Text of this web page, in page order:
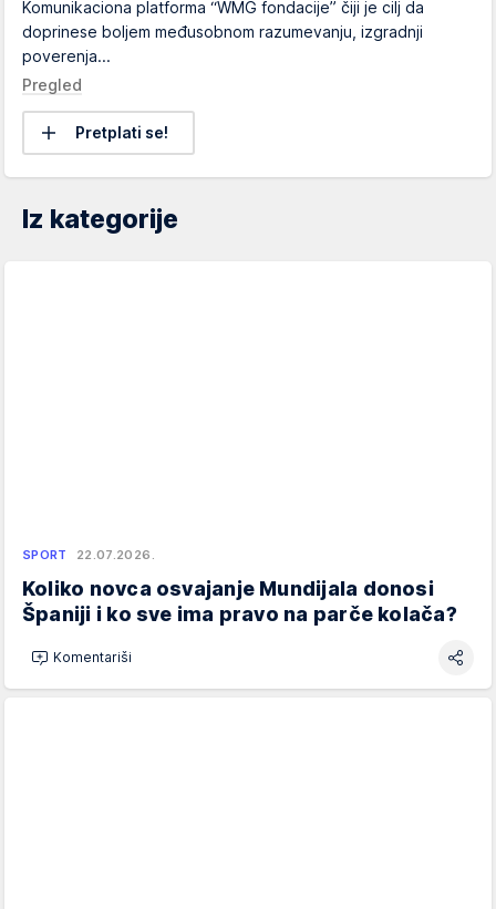
Komunikaciona platforma “WMG fondacije” čiji je cilj da
doprinese boljem međusobnom razumevanju, izgradnji
poverenja...
Pregled
Pretplati se!
Iz kategorije
SPORT 22.07.2026.
Koliko novca osvajanje Mundijala donosi
Španiji i ko sve ima pravo na parče kolača?
Komentariši